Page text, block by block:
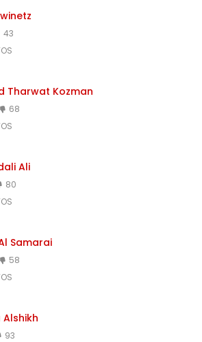
43
Tharwat Kozman
68
Ali
80
Samarai
58
93